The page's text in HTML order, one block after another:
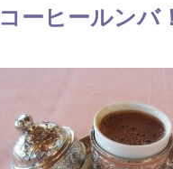
コーヒールンバ